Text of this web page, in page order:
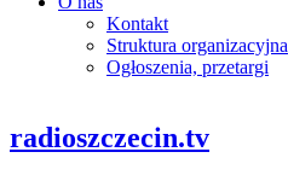
Kontakt
Struktura organizacyjna
Ogłoszenia, przetargi
radioszczecin.tv